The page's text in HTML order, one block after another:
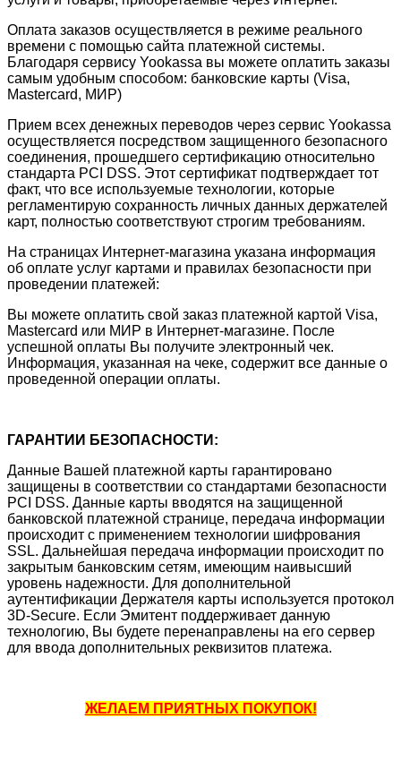
Оплата заказов осуществляется в режиме реального
времени с помощью сайта платежной системы.
Благодаря сервису Yookassa вы можете оплатить заказы
самым удобным способом: банковские карты (Visa,
Mastercard, МИР)
Прием всех денежных переводов через сервис Yookassa
осуществляется посредством защищенного безопасного
соединения, прошедшего сертификацию относительно
стандарта PCI DSS. Этот сертификат подтверждает тот
факт, что все используемые технологии, которые
регламентирую сохранность личных данных держателей
карт, полностью соответствуют строгим требованиям.
На страницах Интернет-магазина указана информация
об оплате услуг картами и правилах безопасности при
проведении платежей:
Вы можете оплатить свой заказ платежной картой Visa,
Mastercard или МИР в Интернет-магазине. После
успешной оплаты Вы получите электронный чек.
Информация, указанная на чеке, содержит все данные о
проведенной операции оплаты.
ГАРАНТИИ БЕЗОПАСНОСТИ:
Данные Вашей платежной карты гарантировано
защищены в соответствии со стандартами безопасности
PCI DSS. Данные карты вводятся на защищенной
банковской платежной странице, передача информации
происходит с применением технологии шифрования
SSL. Дальнейшая передача информации происходит по
закрытым банковским сетям, имеющим наивысший
уровень надежности. Для дополнительной
аутентификации Держателя карты используется протокол
3D-Secure. Если Эмитент поддерживает данную
технологию, Вы будете перенаправлены на его сервер
для ввода дополнительных реквизитов платежа.
ЖЕЛАЕМ ПРИЯТНЫХ ПОКУПОК!